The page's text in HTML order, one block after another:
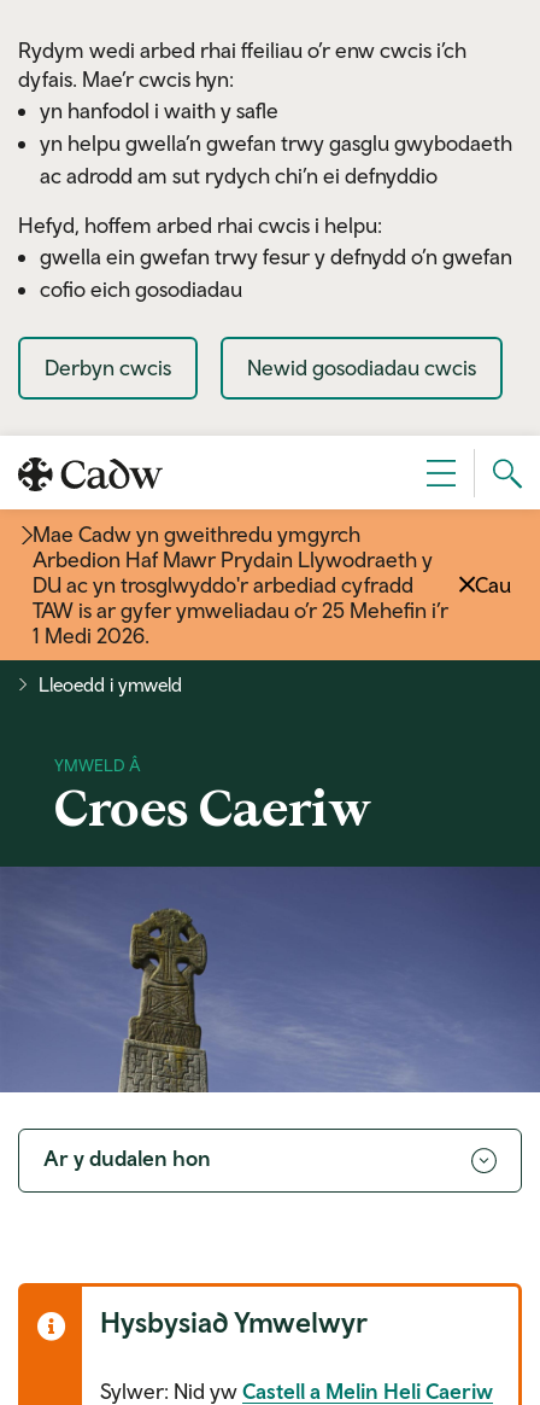
Rydym wedi arbed rhai ffeiliau o’r enw cwcis i’ch
dyfais. Mae’r cwcis hyn:
yn hanfodol i waith y safle
yn helpu gwella’n gwefan trwy gasglu gwybodaeth
ac adrodd am sut rydych chi’n ei defnyddio
Hefyd, hoffem arbed rhai cwcis i helpu:
gwella ein gwefan trwy fesur y defnydd o’n gwefan
cofio eich gosodiadau
Derbyn cwcis Newid gosodiadau cwcis
Dewislen
Mae Cadw yn gweithredu ymgyrch
Arbedion Haf Mawr Prydain Llywodraeth y
DU ac yn trosglwyddo'r arbediad cyfradd
TAW is ar gyfer ymweliadau o’r 25 Mehefin i’r
1 Medi 2026.
Cau
Lleoedd i ymweld
Croes Caeriw
Toggle
Ar y dudalen hon
navigation
Hysbysiad Ymwelwyr
Sylwer: Nid ywCastell a Melin Heli Caeriw